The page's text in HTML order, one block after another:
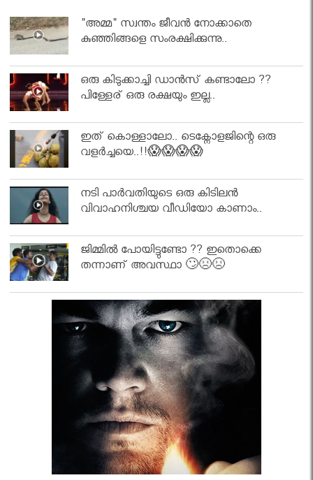
"അമ്മ" സ്വന്തം ജീവൻ നോക്കാതെ
കുഞ്ഞിങ്ങളെ സംരക്ഷിക്കുന്നു..
ഒരു കിടുക്കാച്ചി ഡാൻസ് കണ്ടാലോ ??
പിള്ളേര് ഒരു രക്ഷയും ഇല്ല..
ഇത് കൊള്ളാലോ.. ടെക്നോളജിന്റെ ഒരു
വളർച്ചയെ..!!😱😱😱😱
നടി പാർവതിയുടെ ഒരു കിടിലൻ
വിവാഹനിശ്ചയ വീഡിയോ കാണാം..
ജിമ്മിൽ പോയിട്ടുണ്ടോ ?? ഇതൊക്കെ
തന്നാണ് അവസ്ഥാ 🙄😣😣